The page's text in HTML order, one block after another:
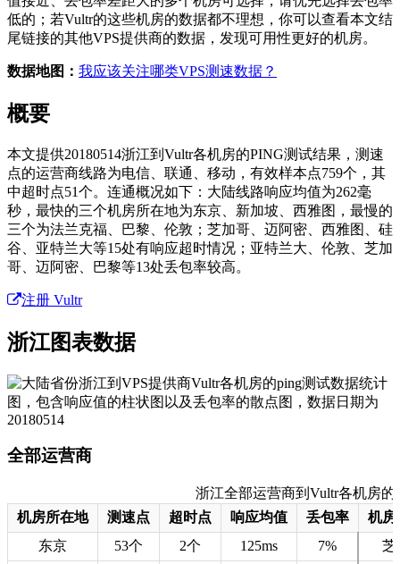
低的；若Vultr的这些机房的数据都不理想，你可以查看本文结
尾链接的其他VPS提供商的数据，发现可用性更好的机房。
数据地图： 我应该关注哪类VPS测速数据？
概要
本文提供20180514浙江到Vultr各机房的PING测试结果，测速
点的运营商线路为电信、联通、移动，有效样本点759个，其
中超时点51个。连通概况如下：大陆线路响应均值为262毫
秒，最快的三个机房所在地为东京、新加坡、西雅图，最慢的
三个为法兰克福、巴黎、伦敦；芝加哥、迈阿密、西雅图、硅
谷、亚特兰大等15处有响应超时情况；亚特兰大、伦敦、芝加
哥、迈阿密、巴黎等13处丢包率较高。
注册 Vultr
浙江图表数据
全部运营商
浙江全部运营商到Vultr各机房的
机房所在地
测速点 超时点 响应均值 丢包率
机房
东京
53个 2个 125ms 7%
芝